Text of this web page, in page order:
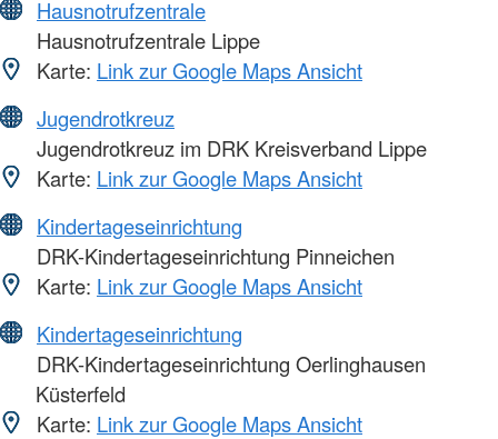
Hausnotrufzentrale
Hausnotrufzentrale Lippe
Karte: Link zur Google Maps Ansicht
Jugendrotkreuz
Jugendrotkreuz im DRK Kreisverband Lippe
Karte: Link zur Google Maps Ansicht
Kindertageseinrichtung
DRK-Kindertageseinrichtung Pinneichen
Karte: Link zur Google Maps Ansicht
Kindertageseinrichtung
DRK-Kindertageseinrichtung Oerlinghausen
Küsterfeld
Karte: Link zur Google Maps Ansicht